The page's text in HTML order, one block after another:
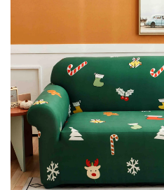
Lenjerii de finet Iprimate Digital
Lenjerii de pat Bumbac 100%
Lenjerii de pat Finet + 2 Draperii
Lenjerii de pat Saten 4 piese cu
elastic